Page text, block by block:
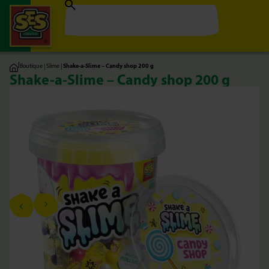
|Boutique | Slime |Shake-a-Slime – Candy shop 200 g
Shake-a-Slime – Candy shop 200 g